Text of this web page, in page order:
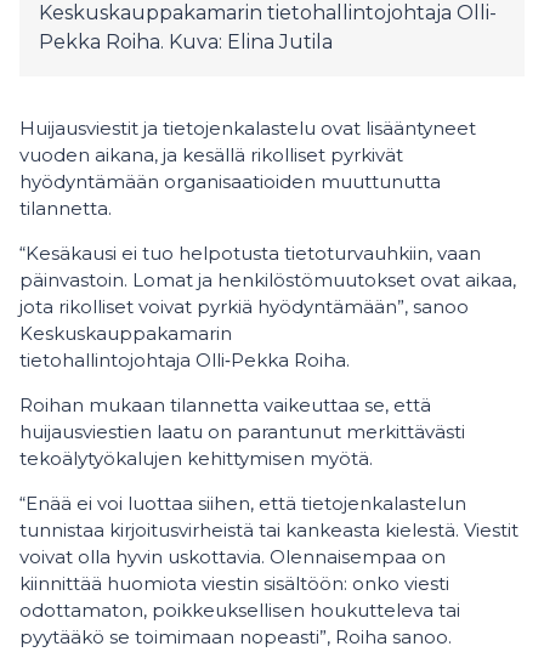
Keskuskauppakamarin tietohallintojohtaja Olli-
Pekka Roiha. Kuva: Elina Jutila
Huijausviestit ja tietojenkalastelu ovat lisääntyneet
vuoden aikana, ja kesällä rikolliset pyrkivät
hyödyntämään organisaatioiden muuttunutta
tilannetta.
“Kesäkausi ei tuo helpotusta tietoturvauhkiin, vaan
päinvastoin. Lomat ja henkilöstömuutokset ovat aikaa,
jota rikolliset voivat pyrkiä hyödyntämään”, sanoo
Keskuskauppakamarin
tietohallintojohtaja Olli‑Pekka Roiha.
Roihan mukaan tilannetta vaikeuttaa se, että
huijausviestien laatu on parantunut merkittävästi
tekoälytyökalujen kehittymisen myötä.
“Enää ei voi luottaa siihen, että tietojenkalastelun
tunnistaa kirjoitusvirheistä tai kankeasta kielestä. Viestit
voivat olla hyvin uskottavia. Olennaisempaa on
kiinnittää huomiota viestin sisältöön: onko viesti
odottamaton, poikkeuksellisen houkutteleva tai
pyytääkö se toimimaan nopeasti”, Roiha sanoo.